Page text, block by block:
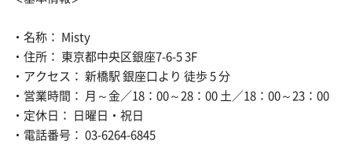
・名称： Misty
・住所： 東京都中央区銀座7-6-5 3F
・アクセス： 新橋駅 銀座口より 徒歩 5 分
・営業時間： 月～金／18：00～28：00 土／18：00～23：00
・定休日： 日曜日・祝日
・電話番号： 03-6264-6845